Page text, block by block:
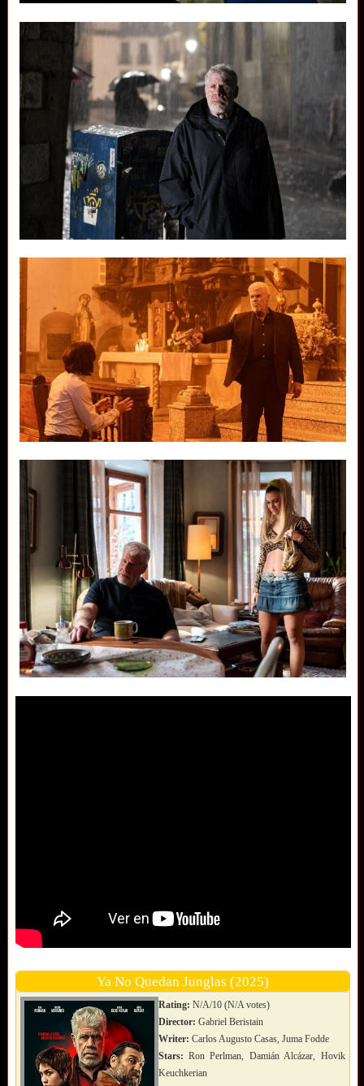
Ya No Quedan Junglas (2025)
Rating: N/A/10 (N/A votes)
Director: Gabriel Beristain
Writer: Carlos Augusto Casas, Juma Fodde
Stars: Ron Perlman, Damián Alcázar, Hovik
Keuchkerian